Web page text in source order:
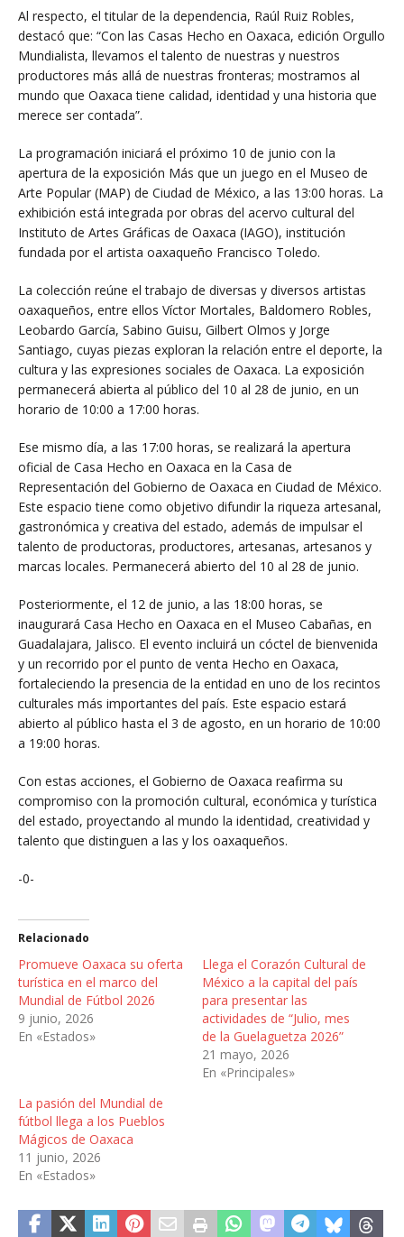
Al respecto, el titular de la dependencia, Raúl Ruiz Robles,
destacó que: “Con las Casas Hecho en Oaxaca, edición Orgullo
Mundialista, llevamos el talento de nuestras y nuestros
productores más allá de nuestras fronteras; mostramos al
mundo que Oaxaca tiene calidad, identidad y una historia que
merece ser contada”.
La programación iniciará el próximo 10 de junio con la
apertura de la exposición Más que un juego en el Museo de
Arte Popular (MAP) de Ciudad de México, a las 13:00 horas. La
exhibición está integrada por obras del acervo cultural del
Instituto de Artes Gráficas de Oaxaca (IAGO), institución
fundada por el artista oaxaqueño Francisco Toledo.
La colección reúne el trabajo de diversas y diversos artistas
oaxaqueños, entre ellos Víctor Mortales, Baldomero Robles,
Leobardo García, Sabino Guisu, Gilbert Olmos y Jorge
Santiago, cuyas piezas exploran la relación entre el deporte, la
cultura y las expresiones sociales de Oaxaca. La exposición
permanecerá abierta al público del 10 al 28 de junio, en un
horario de 10:00 a 17:00 horas.
Ese mismo día, a las 17:00 horas, se realizará la apertura
oficial de Casa Hecho en Oaxaca en la Casa de
Representación del Gobierno de Oaxaca en Ciudad de México.
Este espacio tiene como objetivo difundir la riqueza artesanal,
gastronómica y creativa del estado, además de impulsar el
talento de productoras, productores, artesanas, artesanos y
marcas locales. Permanecerá abierto del 10 al 28 de junio.
Posteriormente, el 12 de junio, a las 18:00 horas, se
inaugurará Casa Hecho en Oaxaca en el Museo Cabañas, en
Guadalajara, Jalisco. El evento incluirá un cóctel de bienvenida
y un recorrido por el punto de venta Hecho en Oaxaca,
fortaleciendo la presencia de la entidad en uno de los recintos
culturales más importantes del país. Este espacio estará
abierto al público hasta el 3 de agosto, en un horario de 10:00
a 19:00 horas.
Con estas acciones, el Gobierno de Oaxaca reafirma su
compromiso con la promoción cultural, económica y turística
del estado, proyectando al mundo la identidad, creatividad y
talento que distinguen a las y los oaxaqueños.
-0-
Relacionado
Promueve Oaxaca su oferta
turística en el marco del
Mundial de Fútbol 2026
9 junio, 2026
En «Estados»
Llega el Corazón Cultural de
México a la capital del país
para presentar las
actividades de “Julio, mes
de la Guelaguetza 2026”
21 mayo, 2026
En «Principales»
La pasión del Mundial de
fútbol llega a los Pueblos
Mágicos de Oaxaca
11 junio, 2026
En «Estados»